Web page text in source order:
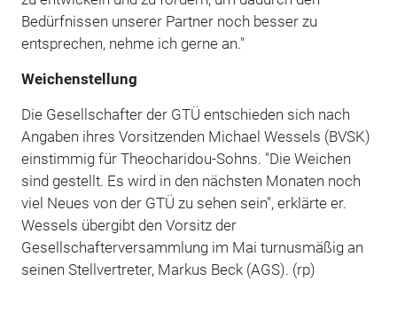
Bedürfnissen unserer Partner noch besser zu
entsprechen, nehme ich gerne an."
Weichenstellung
Die Gesellschafter der GTÜ entschieden sich nach
Angaben ihres Vorsitzenden Michael Wessels (BVSK)
einstimmig für Theocharidou-Sohns. "Die Weichen
sind gestellt. Es wird in den nächsten Monaten noch
viel Neues von der GTÜ zu sehen sein", erklärte er.
Wessels übergibt den Vorsitz der
Gesellschafterversammlung im Mai turnusmäßig an
seinen Stellvertreter, Markus Beck (AGS). (rp)